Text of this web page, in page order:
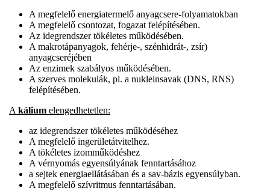
A megfelelő energiatermelő anyagcsere-folyamatokban
A megfelelő csontozat, fogazat felépítésében.
Az idegrendszer tökéletes működésében.
A makrotápanyagok, fehérje-, szénhidrát-, zsír)
anyagcseréjében
Az enzimek szabályos működésében.
A szerves molekulák, pl. a nukleinsavak (DNS, RNS)
felépítésében.
A kálium elengedhetetlen:
az idegrendszer tökéletes működéséhez
A megfelelő ingerületátvitelhez.
A tökéletes izomműködéshez
A vérnyomás egyensúlyának fenntartásához
a sejtek energiaellátásában és a sav-bázis egyensúlyban.
A megfelelő szívritmus fenntartásában.